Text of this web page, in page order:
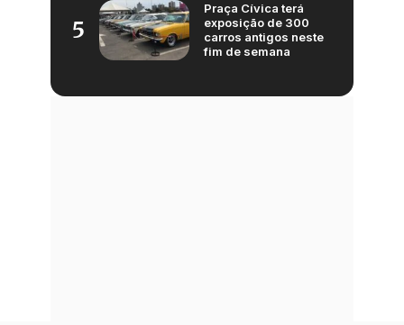
5
Praça Cívica terá
exposição de 300
carros antigos neste
fim de semana